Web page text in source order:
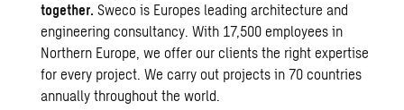
together.Sweco is Europes leading architecture and
engineering consultancy. With 17,500 employees in
Northern Europe, we offer our clients the right expertise
for every project. We carry out projects in 70 countries
annually throughout the world.